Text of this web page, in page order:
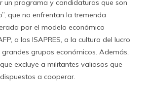
un programa y candidaturas que son
que no enfrentan la tremenda
por el modelo económico
a las ISAPRES, a la cultura del lucro
grupos económicos. Además,
excluye a militantes valiosos que
a cooperar.